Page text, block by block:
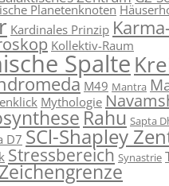
Planetenknoten
Kardinales Prinzip
Kollektiv-Raum
Spalte
M49 Mantra
Mythologie
Rahu Sapta
D7 SCl-Shapley
Stressbereich Synastrie